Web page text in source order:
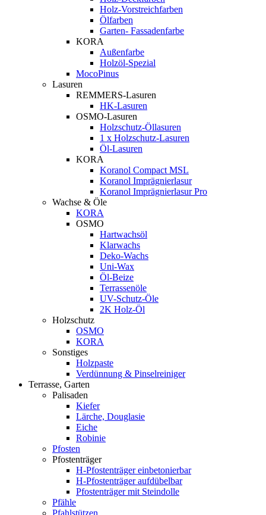
Holz-Vorstreichfarben
Ölfarben
Garten- Fassadenfarbe
KORA
Außenfarbe
Holzöl-Spezial
MocoPinus
Lasuren
REMMERS-Lasuren
HK-Lasuren
OSMO-Lasuren
Holzschutz-Öllasuren
1 x Holzschutz-Lasuren
Öl-Lasuren
KORA
Koranol Compact MSL
Koranol Imprägnierlasur
Koranol Imprägnierlasur Pro
Wachse & Öle
KORA
OSMO
Hartwachsöl
Klarwachs
Deko-Wachs
Uni-Wax
Öl-Beize
Terrassenöle
UV-Schutz-Öle
2K Holz-Öl
Holzschutz
OSMO
KORA
Sonstiges
Holzpaste
Verdünnung & Pinselreiniger
Terrasse, Garten
Palisaden
Kiefer
Lärche, Douglasie
Eiche
Robinie
Pfosten
Pfostenträger
H-Pfostenträger einbetonierbar
H-Pfostenträger aufdübelbar
Pfostenträger mit Steindolle
Pfähle
Pfahlstützen